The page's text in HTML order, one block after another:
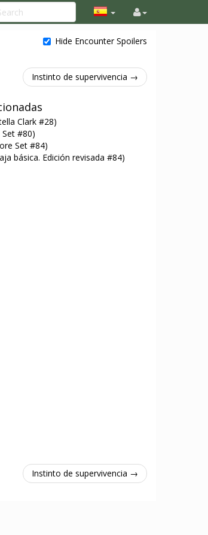
Hide Encounter Spoilers
Instinto de supervivencia →
Clark #28)
Set #80)
Set #84)
básica. Edición revisada #84)
Instinto de supervivencia →